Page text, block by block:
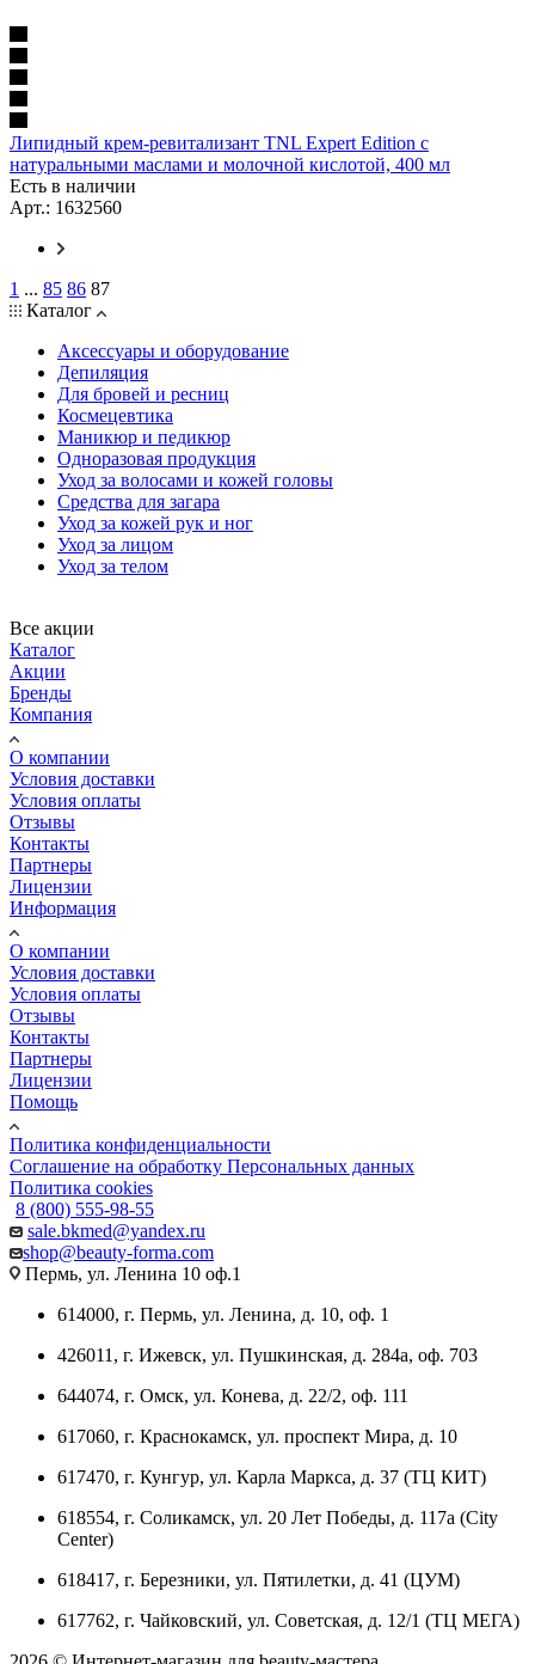
Липидный крем-ревитализант TNL Expert Edition с
натуральными маслами и молочной кислотой, 400 мл
Есть в наличии
Арт.: 1632560
1 ... 85 86 87
Каталог
Аксессуары и оборудование
Депиляция
Для бровей и ресниц
Космецевтика
Маникюр и педикюр
Одноразовая продукция
Уход за волосами и кожей головы
Средства для загара
Уход за кожей рук и ног
Уход за лицом
Уход за телом
Все акции
Каталог
Акции
Бренды
Компания
О компании
Условия доставки
Условия оплаты
Отзывы
Контакты
Партнеры
Лицензии
Информация
О компании
Условия доставки
Условия оплаты
Отзывы
Контакты
Партнеры
Лицензии
Помощь
Политика конфиденциальности
Соглашение на обработку Персональных данных
Политика cookies
8 (800) 555-98-55
sale.bkmed@yandex.ru
shop@beauty-forma.com
Пермь, ул. Ленина 10 оф.1
614000, г. Пермь, ул. Ленина, д. 10, оф. 1
426011, г. Ижевск, ул. Пушкинская, д. 284а, оф. 703
644074, г. Омск, ул. Конева, д. 22/2, оф. 111
617060, г. Краснокамск, ул. проспект Мира, д. 10
617470, г. Кунгур, ул. Карла Маркса, д. 37 (ТЦ КИТ)
618554, г. Соликамск, ул. 20 Лет Победы, д. 117а (City
Center)
618417, г. Березники, ул. Пятилетки, д. 41 (ЦУМ)
617762, г. Чайковский, ул. Советская, д. 12/1 (ТЦ МЕГА)